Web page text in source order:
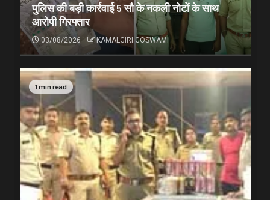
पुलिस की बड़ी कार्रवाई 5 सौ के नकली नोटों के साथ
आरोपी गिरफ्तार
03/08/2026 KAMALGIRI GOSWAMI
1 min read